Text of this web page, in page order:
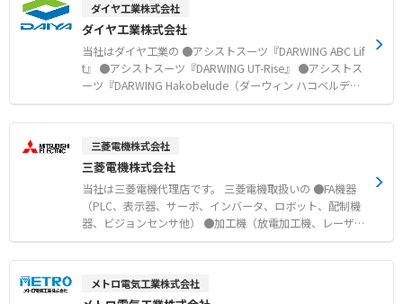
灯』 ●防爆形動体センサ『IZBP2A100J2A』 ●防爆形ネッ
トワークカメラ ●Webリセットブレーカ『SWRB-M25F /
SWRB-M23F / SWRB-E23F3』 などの見積及び問い合わせ
対応が可能です。 お気軽にお問い合わせください。
ダイヤ工業株式会社
ダイヤ工業株式会社
当社はダイヤ工業の ●アシストスーツ『DARWING ABC Lif
t』 ●アシストスーツ『DARWING UT-Rise』 ●アシストス
ーツ『DARWING Hakobelude（ダーウィン ハコベルデ）
』 ●メッシュアクションギアクラシック ●アシストス
ーツ『DARWING Agerelude（ダーウィン アゲレルデ）』
などの見積及び問い合わせ対応が可能です。
三菱電機株式会社
三菱電機株式会社
当社は三菱電機代理店です。 三菱電機取扱いの ●FA機器
（PLC、表示器、サーボ、インバータ、ロボット、配制機
器、ビジョンセンサ他） ●加工機（放電加工機、レーザ加
工機他） ●半導体・電子デバイス（パワー半導体デバイ
ス、高周波・光デバイス、赤外線センサ、他） ●ビル設備
（無停電電源装置）他） ●セキュリティ機器（ネットワー
メトロ電気工業株式会社